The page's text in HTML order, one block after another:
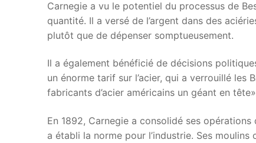
Carnegie a vu le potentiel du processus de
quantité. Il a versé de l’argent dans des
plutôt que de dépenser somptueusement.
Il a également bénéficié de décisions
un énorme tarif sur l’acier, qui a verrouillé les
fabricants d’acier américains un géant en
En 1892, Carnegie a consolidé ses
a établi la norme pour l’industrie. Ses